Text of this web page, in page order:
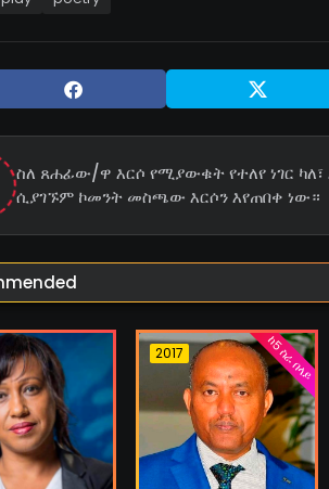
ስለ ጸሐፊው/ዋ እርሶ የሚያውቁት የተለየ ነገር
ሲያገኙም ኮመንት መስጫው እርሶን እየጠበቀ ነው።
2017 ከ5 ስራ በላይ